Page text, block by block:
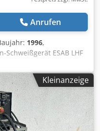
Anrufen
1996,
ESAB LHF
bis 400 A, Leistung 400
Gewicht 165 kg, …
Volz Werkzeugmaschinen
Dortmund - Wambel
Kleinanzeige